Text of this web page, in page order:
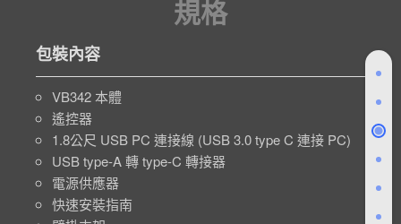
規格
包裝內容
VB342 本體
遙控器
1.8公尺 USB PC 連接線 (USB 3.0 type C 連接 PC)
USB type-A 轉 type-C 轉接器
電源供應器
快速安裝指南